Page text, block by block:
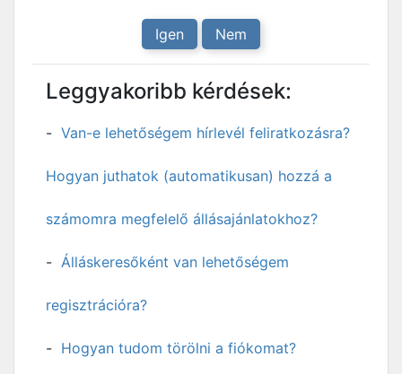
Igen Nem
Leggyakoribb kérdések:
Van-e lehetőségem hírlevél feliratkozásra?
Hogyan juthatok (automatikusan) hozzá a
számomra megfelelő állásajánlatokhoz?
Álláskeresőként van lehetőségem
regisztrációra?
Hogyan tudom törölni a fiókomat?